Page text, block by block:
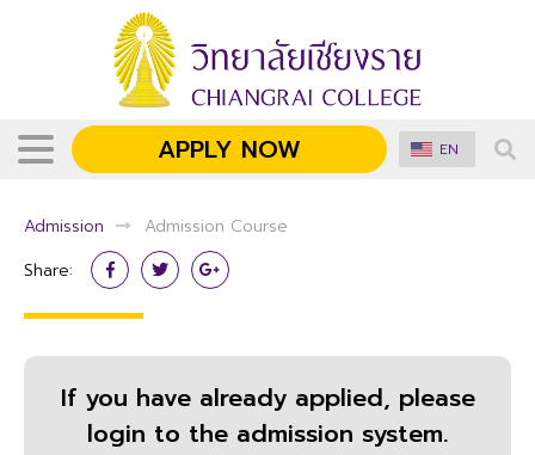
APPLY NOW EN
Admission
Admission Course
Share:
If you have already applied, please
login to the admission system.